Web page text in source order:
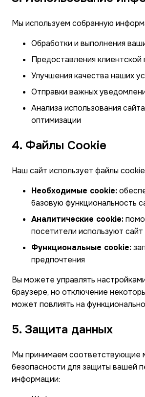
Мы используем собранную
Обработки и выполнения
Предоставления
Улучшения качества наших
Отправки важных
Анализа использования
оптимизации
4. Файлы Cookie
Наш сайт использует файлы
Необходимые cookie:
базовую функциональность
Аналитические cookie:
посетители используют сайт
Функциональные cookie:
предпочтения
Вы можете управлять
браузере, но отключение
может повлиять на
5. Защита данных
Мы принимаем соответствующие
безопасности для защиты вашей
информации: